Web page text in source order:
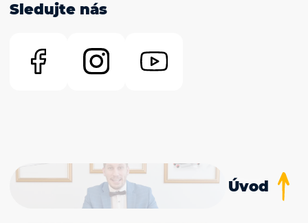
Sledujte nás
Úvod